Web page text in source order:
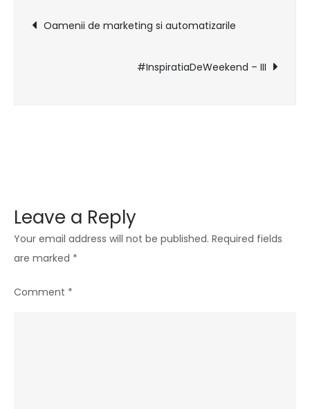
Post
navigation
Oamenii de marketing si automatizarile
#InspiratiaDeWeekend – III
Leave a Reply
Your email address will not be published. Required fields
are marked *
Comment *